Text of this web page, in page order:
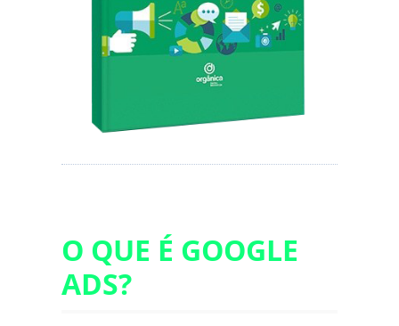
O QUE É GOOGLE
ADS?